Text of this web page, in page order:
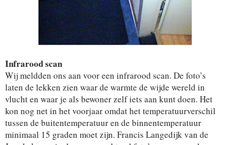
Infrarood scan
Wij meldden ons aan voor een infrarood scan. De foto’s
laten de lekken zien waar de warmte de wijde wereld in
vlucht en waar je als bewoner zelf iets aan kunt doen. Het
kon nog net in het voorjaar omdat het temperatuurverschil
tussen de buitentemperatuur en de binnentemperatuur
minimaal 15 graden moet zijn. Francis Langedijk van de